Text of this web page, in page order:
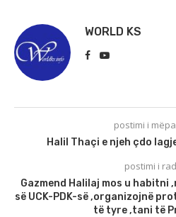
WORLD KS
postimi i
Halil Thaçi e njeh çdo
postimi i
Gazmend Halilaj mos u
së UCK-PDK-së ,organizojnë
të tyre ,tani të